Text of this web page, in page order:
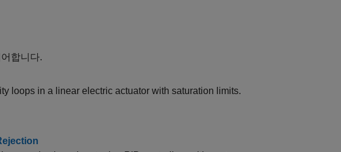
합니다.
loops in a linear electric actuator with saturation limits.